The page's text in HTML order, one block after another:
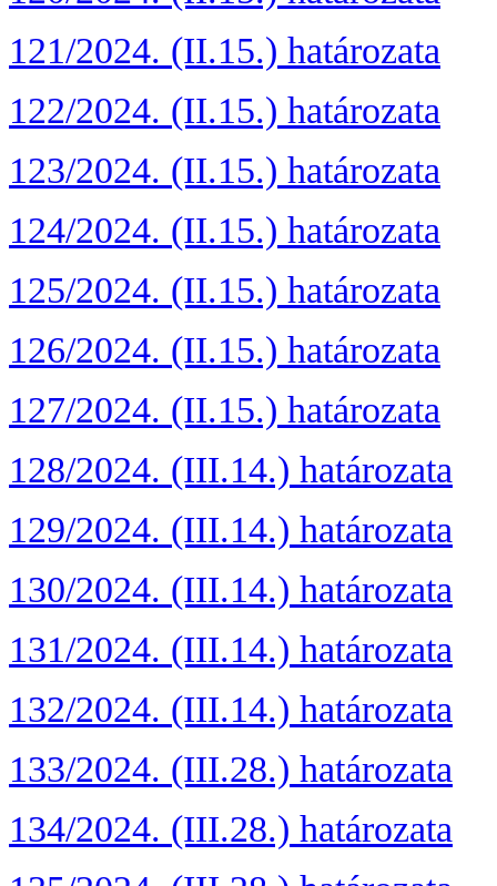
121/2024. (II.15.) határozata
122/2024. (II.15.) határozata
123/2024. (II.15.) határozata
124/2024. (II.15.) határozata
125/2024. (II.15.) határozata
126/2024. (II.15.) határozata
127/2024. (II.15.) határozata
128/2024. (III.14.) határozata
129/2024. (III.14.) határozata
130/2024. (III.14.) határozata
131/2024. (III.14.) határozata
132/2024. (III.14.) határozata
133/2024. (III.28.) határozata
134/2024. (III.28.) határozata